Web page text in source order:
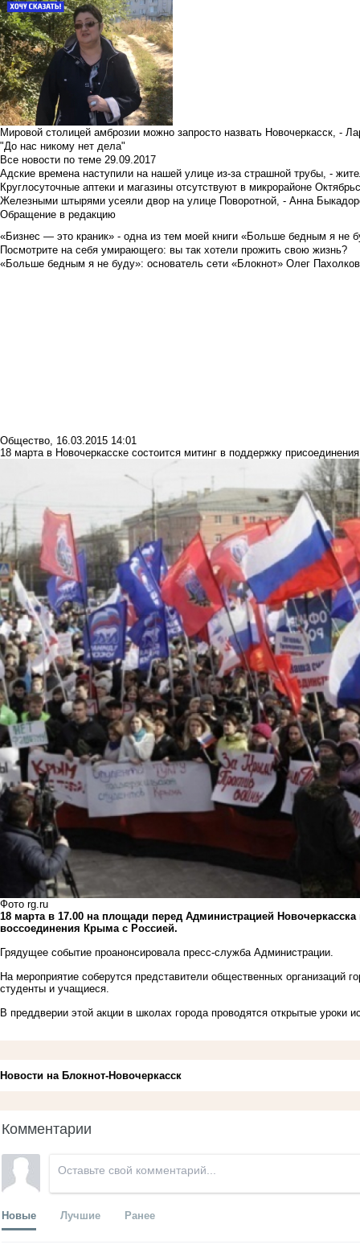
Мировой столицей амброзии можно запросто назвать Новочеркасск, -
"До нас никому нет дела"
Все новости по теме 29.09.2017
Адские времена наступили на нашей улице из-за страшной трубы, -
Круглосуточные аптеки и магазины отсутствуют в микрорайоне
Железными штырями усеяли двор на улице Поворотной, - Анна
Обращение в редакцию
«Бизнес — это краник» - одна из тем моей книги «Больше бедным я не
Посмотрите на себя умирающего: вы так хотели прожить свою жизнь?
«Больше бедным я не буду»: основатель сети «Блокнот» Олег Пахолков
Общество, 16.03.2015 14:01
18 марта в Новочеркасске состоится митинг в поддержку
Фото rg.ru
18 марта в 17.00 на площади перед Администрацией
воссоединения Крыма с Россией.
Грядущее событие проанонсировала пресс-служба Администрации.
На мероприятие соберутся представители общественных
студенты и учащиеся.
В преддверии этой акции в школах города проводятся открытые уроки
Новости на Блoкнoт-Новочеркасск
Комментарии
Новые Лучшие Ранее